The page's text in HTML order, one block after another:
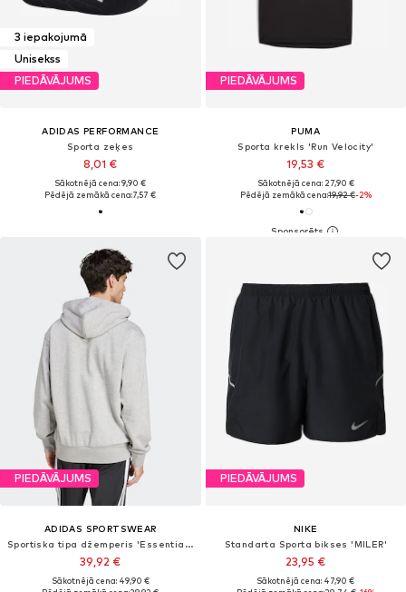
3 iepakojumā
Unisekss
PIEDĀVĀJUMS
ADIDAS PERFORMANCE
Sporta zeķes
8,01 €
Sākotnējā cena: 9,90 €
Pēdējā zemākā cena:7,57 €
PIEDĀVĀJUMS
PUMA
Sporta krekls 'Run Velocity'
19,53 €
Sākotnējā cena: 27,90 €
Pēdējā zemākā cena:19,92 €-2%
PIEDĀVĀJUMS
ADIDAS SPORTSWEAR
Sportiska tipa džemperis 'Essentials Feelcozy'
39,92 €
Sākotnējā cena: 49,90 €
PIEDĀVĀJUMS
NIKE
Standarta Sporta bikses 'MILER'
23,95 €
Sākotnējā cena: 47,90 €